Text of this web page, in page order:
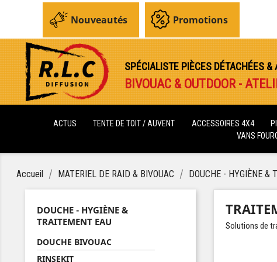
Nouveautés Promotions
SPÉCIALISTE PIÈCES DÉTACHÉES
BIVOUAC & OUTDOOR -
ACTUS TENTE DE TOIT / AUVENT ACCESSOIRES 4X4
VANS
Accueil MATERIEL DE RAID & BIVOUAC DOUCHE - HYGIÈNE &
DOUCHE - HYGIÈNE &
TRAITEMENT EAU
DOUCHE BIVOUAC
RINSEKIT
Solutions de